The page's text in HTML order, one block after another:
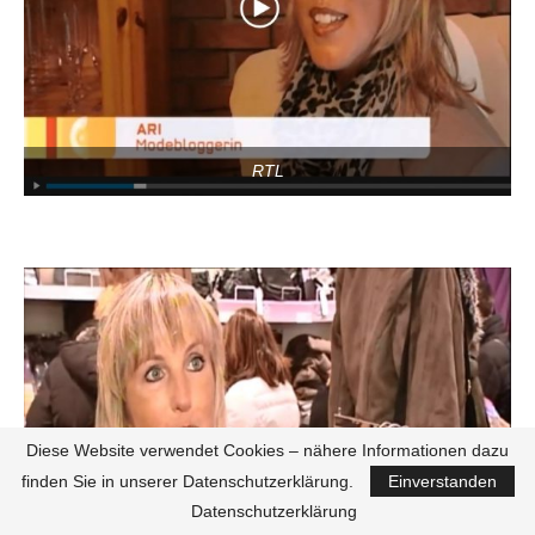
RTL
Diese Website verwendet Cookies – nähere Informationen dazu
finden Sie in unserer Datenschutzerklärung.
Einverstanden
Datenschutzerklärung